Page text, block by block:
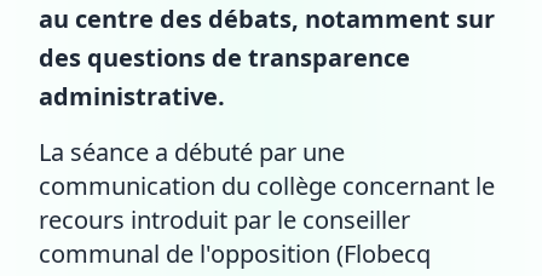
au centre des débats, notamment sur
des questions de transparence
administrative.
La séance a débuté par une
communication du collège concernant le
recours introduit par le conseiller
communal de l'opposition (Flobecq